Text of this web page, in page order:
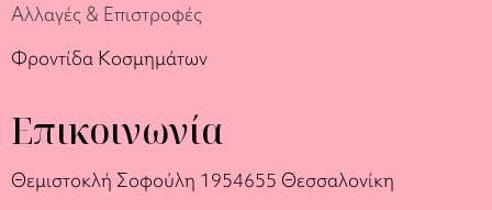
Αλλαγές & Επιστροφές
Φροντίδα Κοσμημάτων
Επικοινωνία
Θεμιστοκλή Σοφούλη 1954655 Θεσσαλονίκη